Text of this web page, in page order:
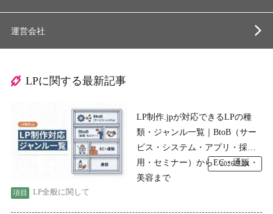
運営会社
LPに関する最新記事
LP制作.jpが対応できるLPの種
類・ジャンル一覧｜BtoB（サー
ビス・システム・アプリ・採
用・セミナー）からEC・通販・
美容まで
LP全般に関して
2026.7.24